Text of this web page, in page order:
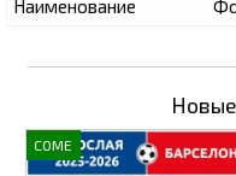
Наименование
COME